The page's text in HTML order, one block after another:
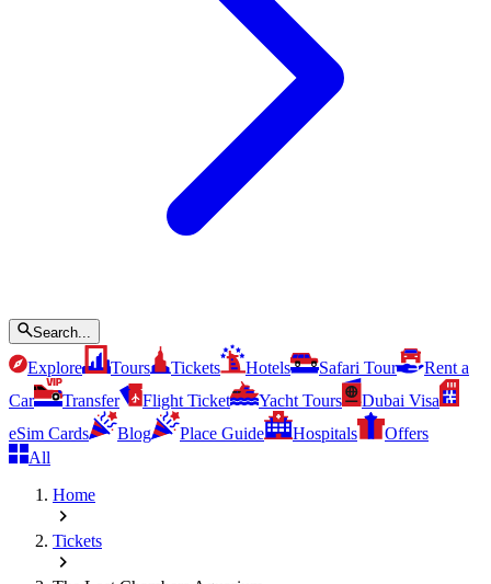
Search...
Explore Tours Tickets Hotels Safari Tour
Rent a
Car
Transfer Flight Ticket Yacht Tours
Dubai Visa
eSim Cards
Blog Place Guide Hospitals
Offers
All
Home
Tickets